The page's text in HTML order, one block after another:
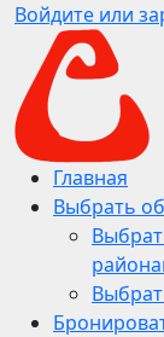
Войдите или
Главная
Выбрать